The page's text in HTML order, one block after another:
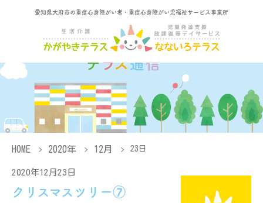
愛知県大府市の重症心身障がい者・重症心身障がい児福祉サービス事業所
HOME 2020年 12月 23日
2020年12月23日
クリスマスツリー⑦